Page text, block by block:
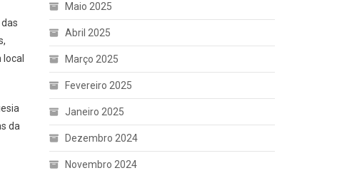
da
Maio 2025
Abril 2025
Março 2025
Fevereiro 2025
Janeiro 2025
Dezembro 2024
Novembro 2024